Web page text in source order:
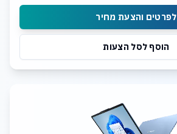
לפרטים והצעת מחיר
הוסף לסל הצעות